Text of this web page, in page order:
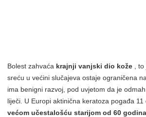
Bolest zahvaća krajnji vanjski dio kože ,
sreću u većini slučajeva ostaje ograničena
ima benigni razvoj, pod uvjetom da je
liječi. U Europi aktinična keratoza pogađa
većom učestalošću starijom od 60 godina